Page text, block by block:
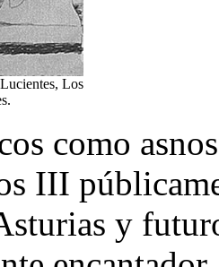
Los
como
III
y